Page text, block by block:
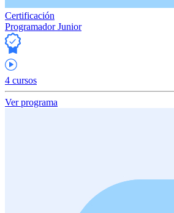
Certificación
Programador Junior
4 cursos
Ver programa